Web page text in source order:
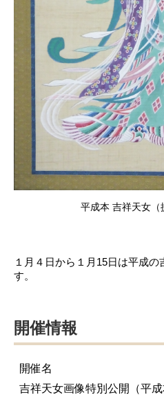
平成本 吉祥天女（
１月４日から１月15日は平成
す。
開催情報
開催名
吉祥天女画像特別公開（平成